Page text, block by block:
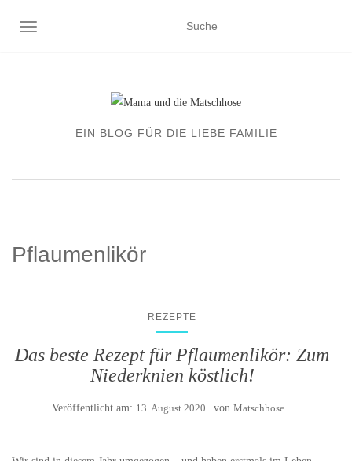
NAVIGATION EIN-/AUSSCHALTEN
EIN BLOG FÜR DIE LIEBE FAMILIE
Pflaumenlikör
REZEPTE
Das beste Rezept für Pflaumenlikör: Zum
Niederknien köstlich!
Veröffentlicht am: 13. August 2020 von Matschhose